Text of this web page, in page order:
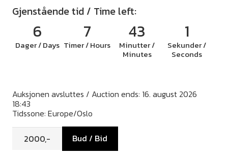
Gjenstående tid / Time left:
6
Dager / Days
7
Timer / Hours
43
Minutter /
Minutes
1
Sekunder /
Seconds
Auksjonen avsluttes / Auction ends: 16. august 2026
18:43
Tidssone: Europe/Oslo
Bud / Bid